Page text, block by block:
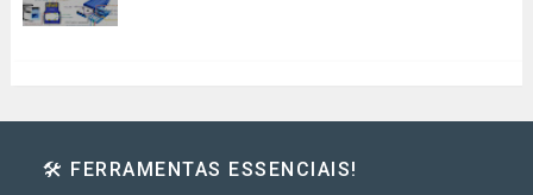
🛠️ FERRAMENTAS ESSENCIAIS!